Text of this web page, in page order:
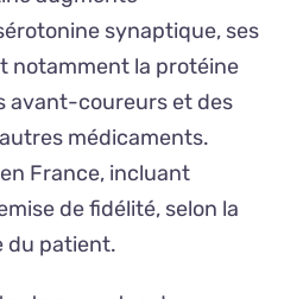
synaptique, ses
notamment la protéine
avant-coureurs et des
médicaments.
France, incluant
de fidélité, selon la
du patient.